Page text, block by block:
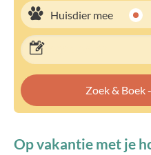
Huisdier mee
Zoek & Boek
Op vakantie met je